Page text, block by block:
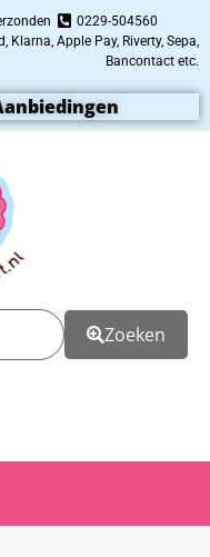
0229-504560
Apple Pay, Riverty, Sepa,
Bancontact etc.
Zoeken